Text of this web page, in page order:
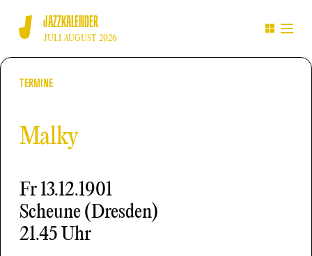
JAZZKALENDER
JULI AUGUST 2026
TERMINE
Malky
Fr13.12.1901
Scheune (Dresden)
21.45 Uhr